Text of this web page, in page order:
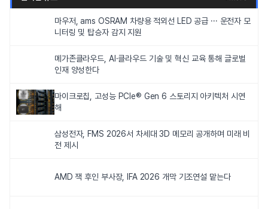
마우저, ams OSRAM 차량용 적외선 LED 공급 ··· 운전자 모
니터링 및 탑승자 감지 지원
메가존클라우드, AI·클라우드 기술 및 혁신 교육 통해 글로벌
인재 양성한다
마이크로칩, 고성능 PCIe® Gen 6 스토리지 아키텍처 시연
해
삼성전자, FMS 2026서 차세대 3D 메모리 공개하며 미래 비
전 제시
AMD 잭 후인 부사장, IFA 2026 개막 기조연설 맡는다